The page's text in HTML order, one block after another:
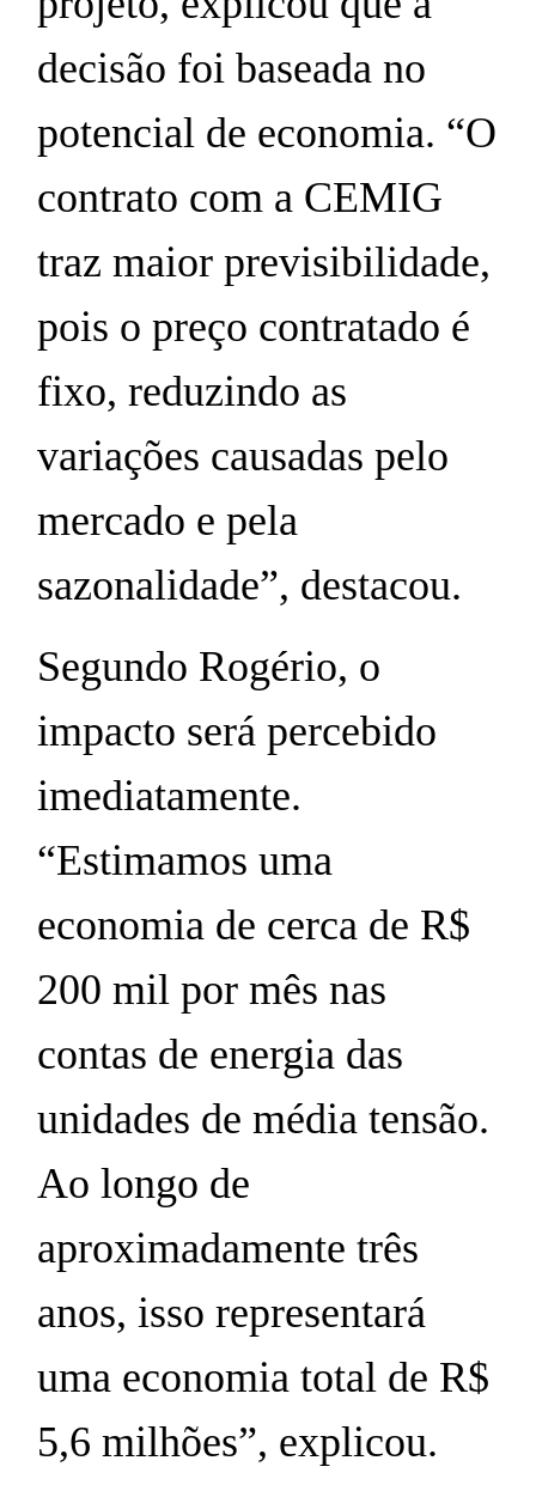
decisão foi baseada no
potencial de economia. “O
contrato com a CEMIG
traz maior previsibilidade,
pois o preço contratado é
fixo, reduzindo as
variações causadas pelo
mercado e pela
sazonalidade”, destacou.
Segundo Rogério, o
impacto será percebido
imediatamente.
“Estimamos uma
economia de cerca de R$
200 mil por mês nas
contas de energia das
unidades de média tensão.
Ao longo de
aproximadamente três
anos, isso representará
uma economia total de R$
5,6 milhões”, explicou.